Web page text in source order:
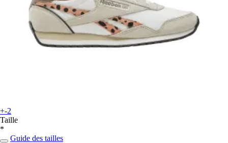
+-2
Taille
*
Guide des tailles